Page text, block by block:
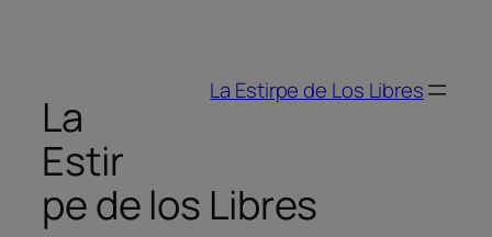
contenido
La Estirpe de Los Libres
La
Estir
pe de los Libres